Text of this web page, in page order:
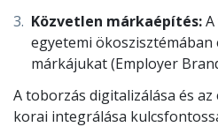
Közvetlen márkaépítés:
egyetemi
márkájukat (Employer
A toborzás digitalizálása és
korai integrálása